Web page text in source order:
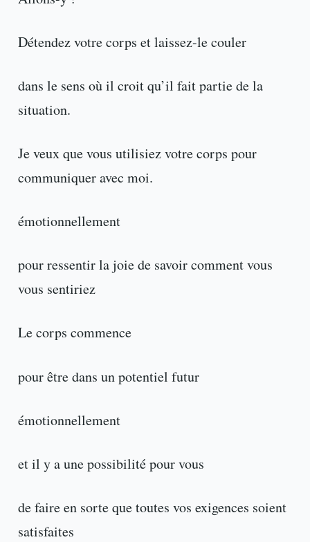
Détendez votre corps et laissez-le couler
dans le sens où il croit qu’il fait partie de la
situation.
Je veux que vous utilisiez votre corps pour
communiquer avec moi.
émotionnellement
pour ressentir la joie de savoir comment vous
vous sentiriez
Le corps commence
pour être dans un potentiel futur
émotionnellement
et il y a une possibilité pour vous
de faire en sorte que toutes vos exigences soient
satisfaites